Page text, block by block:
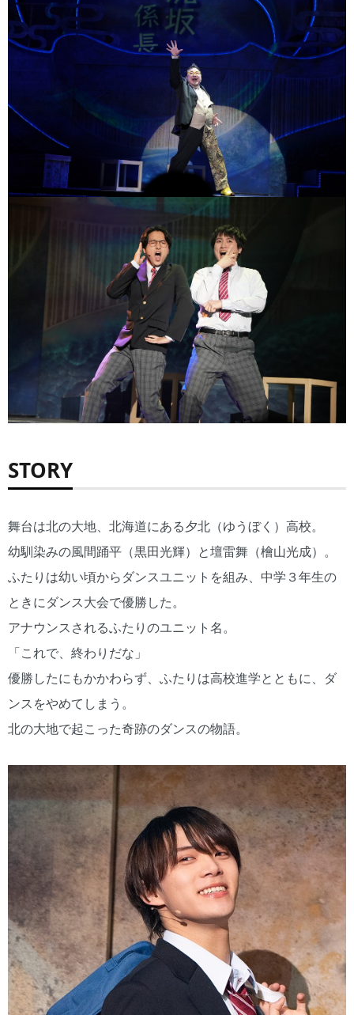
STORY
舞台は北の大地、北海道にある夕北（ゆうぼく）高校。
幼馴染みの風間踊平（黒田光輝）と壇雷舞（檜山光成）。
ふたりは幼い頃からダンスユニットを組み、中学３年生の
ときにダンス大会で優勝した。
アナウンスされるふたりのユニット名。
「これで、終わりだな」
優勝したにもかかわらず、ふたりは高校進学とともに、ダ
ンスをやめてしまう。
北の大地で起こった奇跡のダンスの物語。